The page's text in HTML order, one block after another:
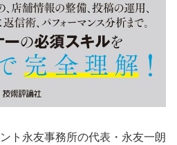
ト永友事務所の代表・永友一朗